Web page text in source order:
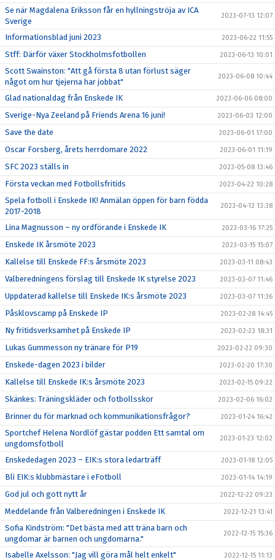
Se när Magdalena Eriksson får en hyllningströja av ICA
Sverige
2023-07-13 12:07
Informationsblad juni 2023 2023-06-22 11:55
Stff: Därför växer Stockholmsfotbollen 2023-06-13 10:01
Scott Swainston: "Att gå första 8 utan förlust säger
något om hur tjejerna har jobbat"
2023-06-08 10:44
Glad nationaldag från Enskede IK 2023-06-06 08:00
Sverige-Nya Zeeland på Friends Arena 16 juni! 2023-06-03 12:00
Save the date 2023-06-01 17:00
Oscar Forsberg, årets herrdomare 2022 2023-06-01 11:19
SFC 2023 ställs in 2023-05-08 13:46
Första veckan med Fotbollsfritids 2023-04-22 10:28
Spela fotboll i Enskede IK! Anmälan öppen för barn födda
2017-2018
2023-04-12 13:38
Lina Magnusson – ny ordförande i Enskede IK 2023-03-16 17:25
Enskede IK årsmöte 2023 2023-03-15 15:07
Kallelse till Enskede FF:s årsmöte 2023 2023-03-11 08:43
Valberedningens förslag till Enskede IK styrelse 2023 2023-03-07 11:46
Uppdaterad kallelse till Enskede IK:s årsmöte 2023 2023-03-07 11:36
Påsklovscamp på Enskede IP 2023-02-28 14:45
Ny fritidsverksamhet på Enskede IP 2023-02-23 18:31
Lukas Gummesson ny tränare för P19 2023-02-22 09:30
Enskede-dagen 2023 i bilder 2023-02-20 17:30
Kallelse till Enskede IK:s årsmöte 2023 2023-02-15 09:22
Skänkes: Träningskläder och fotbollsskor 2023-02-06 16:02
Brinner du för marknad och kommunikationsfrågor? 2023-01-24 16:42
Sportchef Helena Nordlöf gästar podden Ett samtal om
ungdomsfotboll
2023-01-23 12:02
Enskededagen 2023 – EIK:s stora ledarträff 2023-01-18 12:05
Bli EIK:s klubbmästare i eFotboll 2023-01-14 14:19
God jul och gott nytt år 2022-12-22 09:23
Meddelande från Valberedningen i Enskede IK 2022-12-21 13:41
Sofia Kindström: "Det bästa med att träna barn och
ungdomar är barnen och ungdomarna."
2022-12-15 15:36
Isabelle Axelsson: "Jag vill göra mål helt enkelt" 2022-12-15 11:13